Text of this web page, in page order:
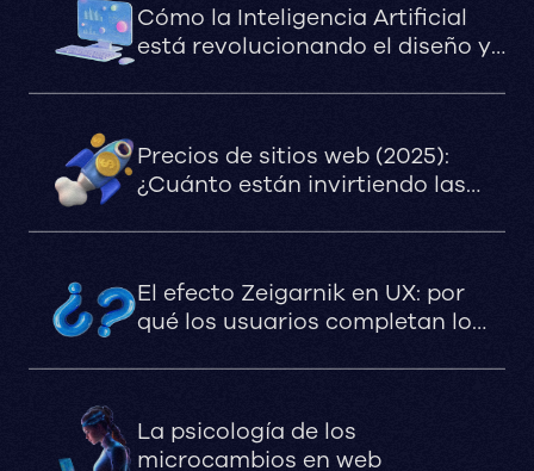
Cómo la Inteligencia Artificial
está revolucionando el diseño y
marketing digital
Precios de sitios web (2025):
¿Cuánto están invirtiendo las
El efecto Zeigarnik en UX: por
qué los usuarios completan lo
La psicología de los
microcambios en web